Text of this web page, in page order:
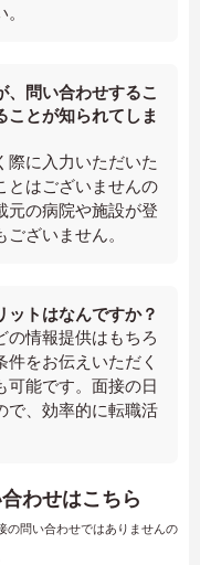
、問い合わせするこ
ことが知られてしま
際に入力いただいた
とはございませんの
元の病院や施設が登
ざいません。
ットはなんですか？
の情報提供はもちろ
をお伝えいただく
可能です。面接の日
で、効率的に転職活
わせはこちら
の問い合わせではありませんの